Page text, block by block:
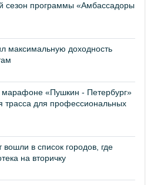
сезон программы «Амбассадоры
максимальную доходность
марафоне «Пушкин - Петербург»
трасса для профессиональных
в список городов, где
на вторичку